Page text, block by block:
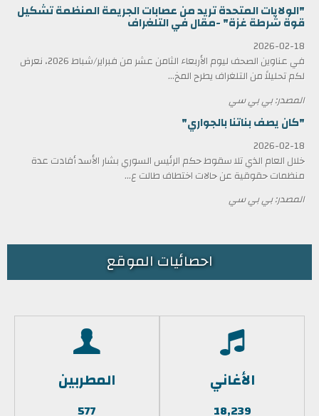
"الولايات المتحدة تريد من عصابات الجريمة المنظمة تشكيل
قوة شرطة غزة" -مقال في التلغراف
2026-02-18
في عناوين الصحف ليوم الأربعاء الثامن عشر من فبراير/شباط 2026، نعرض
لكم تحليلاً من التلغراف يطرح المخ...
المصدر: بي بي سي
"كان يصف بناتنا بالجواري"
2026-02-18
خلال العام الذي تلا سقوط حكم الرئيس السوري بشار الأسد أفادت عدة
منظمات حقوقية عن حالات اختطاف طالت ع...
المصدر: بي بي سي
احصائيات الموقع
الأغاني
18,239
المطربين
577